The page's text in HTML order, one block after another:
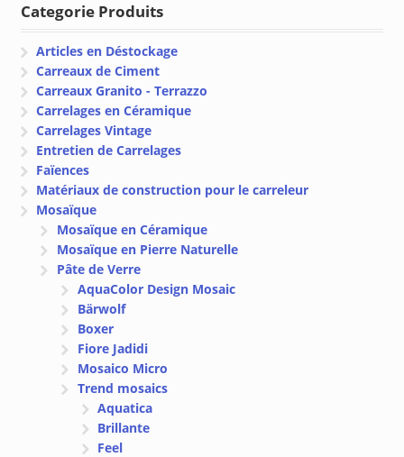
Categorie Produits
Articles en Déstockage
Carreaux de Ciment
Carreaux Granito - Terrazzo
Carrelages en Céramique
Carrelages Vintage
Entretien de Carrelages
Faïences
Matériaux de construction pour le carreleur
Mosaïque
Mosaïque en Céramique
Mosaïque en Pierre Naturelle
Pâte de Verre
AquaColor Design Mosaic
Bärwolf
Boxer
Fiore Jadidi
Mosaico Micro
Trend mosaics
Aquatica
Brillante
Feel